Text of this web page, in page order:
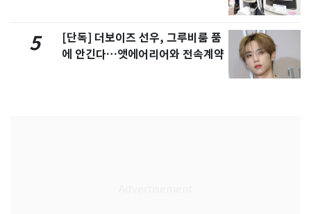
5
[단독] 더보이즈 선우, 그루비룸 품
에 안긴다…앳에어리어와 전속계약